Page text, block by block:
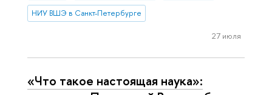
НИУ ВШЭ в Санкт-Петербурге
27 июля
«Что такое настоящая наука»: